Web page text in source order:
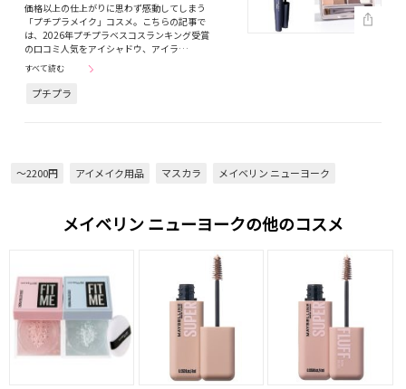
価格以上の仕上がりに思わず感動してしまう
「プチプラメイク」コスメ。こちらの記事で
は、2026年プチプラベスコスランキング受賞
の口コミ人気をアイシャドウ、アイラ…
すべて読む
プチプラ
～2200円 アイメイク用品 マスカラ メイベリン ニューヨーク
メイベリン ニューヨークの他のコスメ